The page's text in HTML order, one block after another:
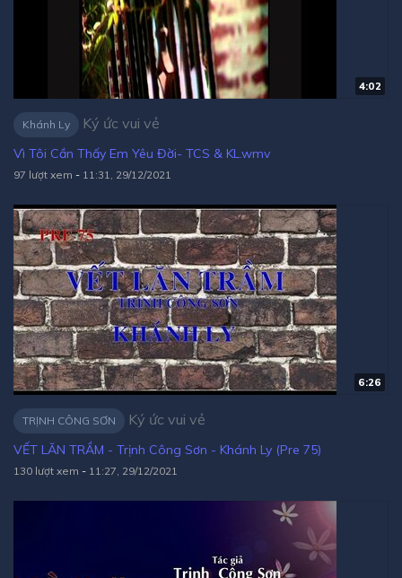
4:02
Khánh Ly Ký ức vui vẻ
Vì Tôi Cần Thấy Em Yêu Đời- TCS & KL.wmv
97 lượt xem - 11:31, 29/12/2021
6:26
TRỊNH CÔNG SƠN Ký ức vui vẻ
VẾT LĂN TRẦM - Trịnh Công Sơn - Khánh Ly (Pre 75)
130 lượt xem - 11:27, 29/12/2021